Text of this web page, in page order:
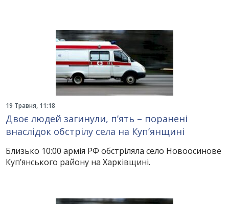
19 Травня, 11:18
Двоє людей загинули, п’ять – поранені
внаслідок обстрілу села на Куп’янщині
Близько 10:00 армія РФ обстріляла село Новоосинове
Куп’янського району на Харківщині.